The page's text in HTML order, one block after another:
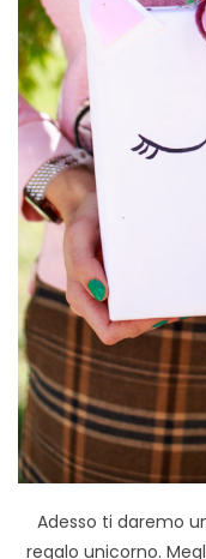
Adesso ti daremo
regalo unicorno.